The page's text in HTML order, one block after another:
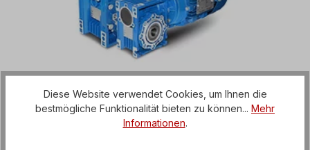
Diese Website verwendet Cookies, um Ihnen die
bestmögliche Funktionalität bieten zu können... Mehr
Informationen.